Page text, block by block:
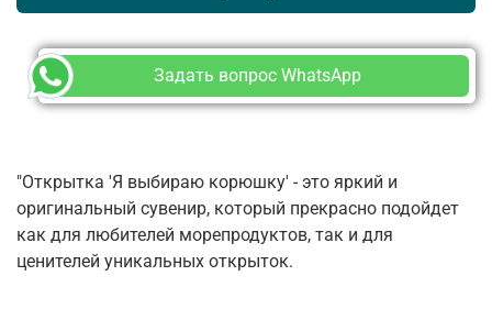
Задать вопрос WhatsApp
"Открытка 'Я выбираю корюшку' - это яркий и
оригинальный сувенир, который прекрасно подойдет
как для любителей морепродуктов, так и для
ценителей уникальных открыток.